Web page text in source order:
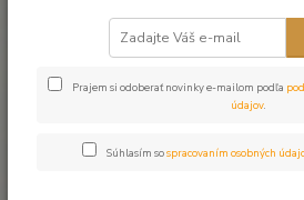
Prajem si odoberať novinky e-mailom podľa
údajov.
Súhlasím sospracovaním osobných